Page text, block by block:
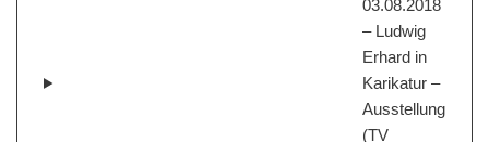
03.08.2018
– Ludwig
Erhard in
Karikatur –
Ausstellung
(TV